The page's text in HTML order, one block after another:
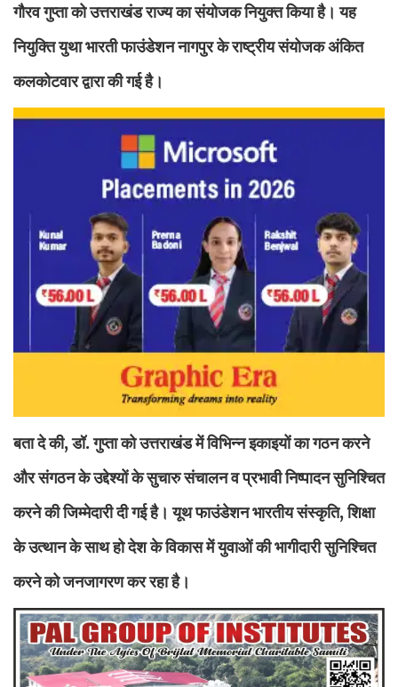
गौरव गुप्ता को उत्तराखंड राज्य का संयोजक नियुक्त किया है। यह
नियुक्ति युथा भारती फाउंडेशन नागपुर के राष्ट्रीय संयोजक अंकित
कलकोटवार द्वारा की गई है।
बता दे की, डॉ. गुप्ता को उत्तराखंड में विभिन्न इकाइयों का गठन करने
और संगठन के उद्देश्यों के सुचारु संचालन व प्रभावी निष्पादन सुनिश्चित
करने की जिम्मेदारी दी गई है। यूथ फाउंडेशन भारतीय संस्कृति, शिक्षा
के उत्थान के साथ हो देश के विकास में युवाओं की भागीदारी सुनिश्चित
करने को जनजागरण कर रहा है।